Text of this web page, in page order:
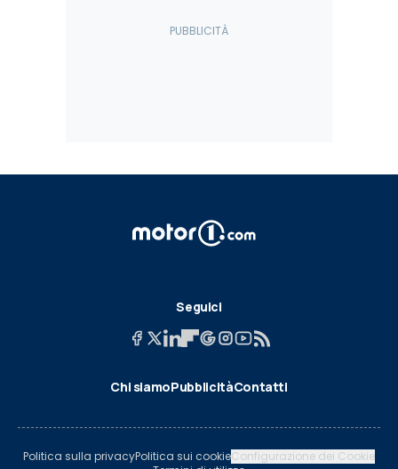
Seguici
Chi siamoPubblicitàContatti
Politica sulla privacyPolitica sui cookieConfigurazione dei Cookie